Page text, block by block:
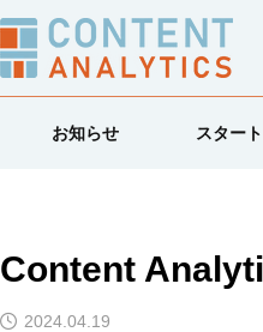
お知らせ スター
Content
2024.04.19